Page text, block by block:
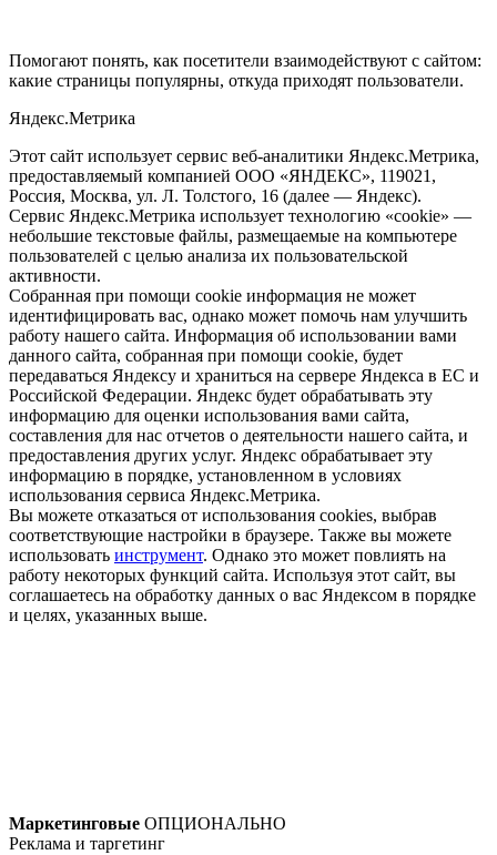
Помогают понять, как посетители взаимодействуют с сайтом:
какие страницы популярны, откуда приходят пользователи.
Яндекс.Метрика
Этот сайт использует сервис веб-аналитики Яндекс.Метрика,
предоставляемый компанией ООО «ЯНДЕКС», 119021,
Россия, Москва, ул. Л. Толстого, 16 (далее — Яндекс).
Сервис Яндекс.Метрика использует технологию «cookie» —
небольшие текстовые файлы, размещаемые на компьютере
пользователей с целью анализа их пользовательской
активности.
Собранная при помощи cookie информация не может
идентифицировать вас, однако может помочь нам улучшить
работу нашего сайта. Информация об использовании вами
данного сайта, собранная при помощи cookie, будет
передаваться Яндексу и храниться на сервере Яндекса в ЕС и
Российской Федерации. Яндекс будет обрабатывать эту
информацию для оценки использования вами сайта,
составления для нас отчетов о деятельности нашего сайта, и
предоставления других услуг. Яндекс обрабатывает эту
информацию в порядке, установленном в условиях
использования сервиса Яндекс.Метрика.
Вы можете отказаться от использования cookies, выбрав
соответствующие настройки в браузере. Также вы можете
использовать инструмент. Однако это может повлиять на
работу некоторых функций сайта. Используя этот сайт, вы
соглашаетесь на обработку данных о вас Яндексом в порядке
и целях, указанных выше.
Маркетинговые ОПЦИОНАЛЬНО
Реклама и таргетинг